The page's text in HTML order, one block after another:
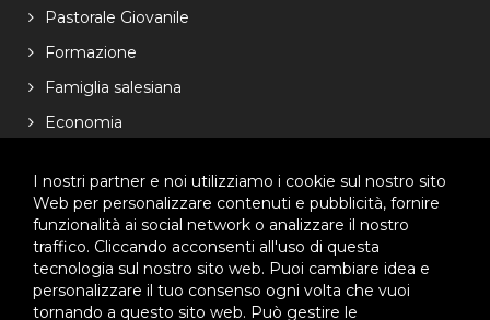
I nostri partner e noi utilizziamo i cookie sul nostro sito
Web per personalizzare contenuti e pubblicità, fornire
funzionalità ai social network o analizzare il nostro
traffico. Cliccando acconsenti all'uso di questa
tecnologia sul nostro sito web. Puoi cambiare idea e
personalizzare il tuo consenso ogni volta che vuoi
tornando a questo sito web. Può gestire le
Pastorale Giovanile
Formazione
Famiglia salesiana
Economia
Lasciaci il tuo indirizzo email, ti aggiorneremo sulle
iniziative dell'Ispettoria